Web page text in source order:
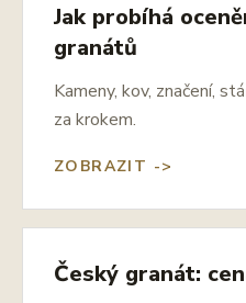
Jak probíhá
granátů
Kameny, kov, značení,
za krokem.
ZOBRAZIT ->
Český granát: